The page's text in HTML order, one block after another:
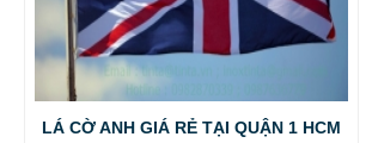
LÁ CỜ ANH GIÁ RẺ TẠI QUẬN 1 HCM